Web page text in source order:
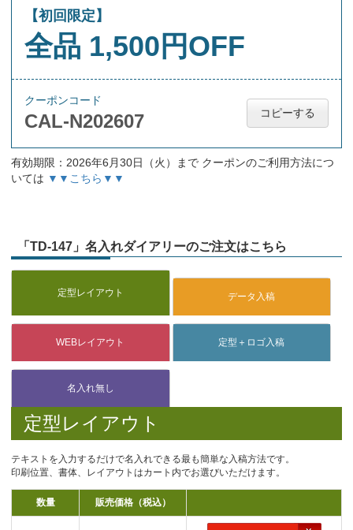
【初回限定】
全品 1,500円OFF
クーポンコード
CAL-N202607 コピーする
有効期限：2026年6月30日（火）まで クーポンのご利用方法につ
いては ▼▼こちら▼▼
「TD-147」名入れダイアリーのご注文はこちら
定型レイアウト
テキストを入力するだけで名入れできる最も簡単な入稿方法です。
印刷位置、書体、レイアウトはカート内でお選びいただけます。
数量 販売価格（税込）